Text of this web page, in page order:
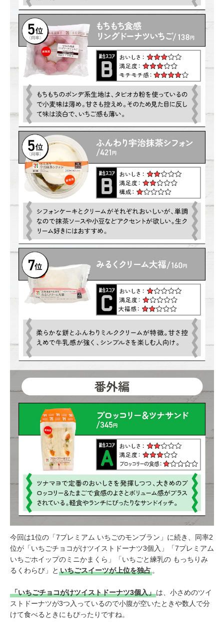
今回は1位の「7プレミアム いちごのモンブラン」に続き、同率2
位が「いちごチョコがけツイストドーナツ3個入」「7プレミアム
いちごホイップのミニかまくら」「いちごと練乳の もっちりみ
るくわらび」と いちごスイーツが上位を独占 。
「いちごチョコがけツイストドーナツ3個入」は、小さめのツイ
ストドーナツが3つ入っているので小腹が空いたときや数人で分
けて食べるときにもぴったりですね。